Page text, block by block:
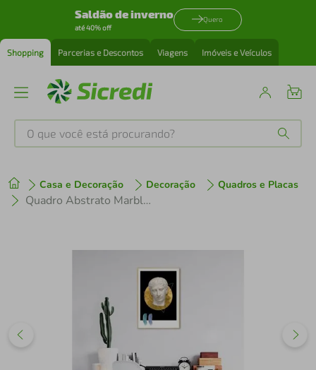
Saldão de inverno
até 40% off
Quero
Shopping Parcerias e Descontos Viagens Imóveis e Veículos
O que você está procurando?
Casa e Decoração Decoração Quadros e Placas
Quadro Abstrato Marble Head M 43x30 Filete Marfim
1º tenis
air fryer
iphone